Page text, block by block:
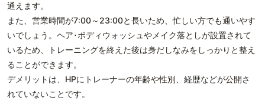
通えます。
また、営業時間が7:00～23:00と長いため、忙しい方でも通いやす
いでしょう。ヘア･ボディウォッシュやメイク落としが設置されて
いるため、トレーニングを終えた後は身だしなみをしっかりと整え
ることができます。
デメリットは、HPにトレーナーの年齢や性別、経歴などが公開さ
れていないことです。